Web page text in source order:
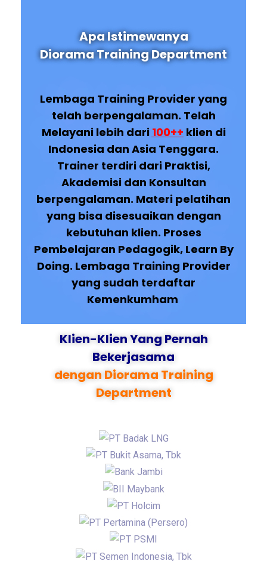
Apa Istimewanya
Diorama Training Department
Lembaga Training Provider yang
telah berpengalaman. Telah
Melayani lebih dari 100++ klien di
Indonesia dan Asia Tenggara.
Trainer terdiri dari Praktisi,
Akademisi dan Konsultan
berpengalaman. Materi pelatihan
yang bisa disesuaikan dengan
kebutuhan klien. Proses
Pembelajaran Pedagogik, Learn By
Doing. Lembaga Training Provider
yang sudah terdaftar
Kemenkumham
Klien-Klien Yang Pernah
Bekerjasama
dengan Diorama Training
Department